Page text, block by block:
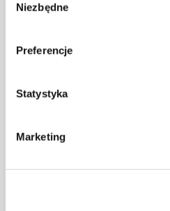
zgody
Niezbędne
Preferencje
Statystyka
Marketing
Edut